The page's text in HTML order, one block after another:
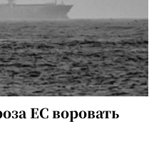
ЕС воровать